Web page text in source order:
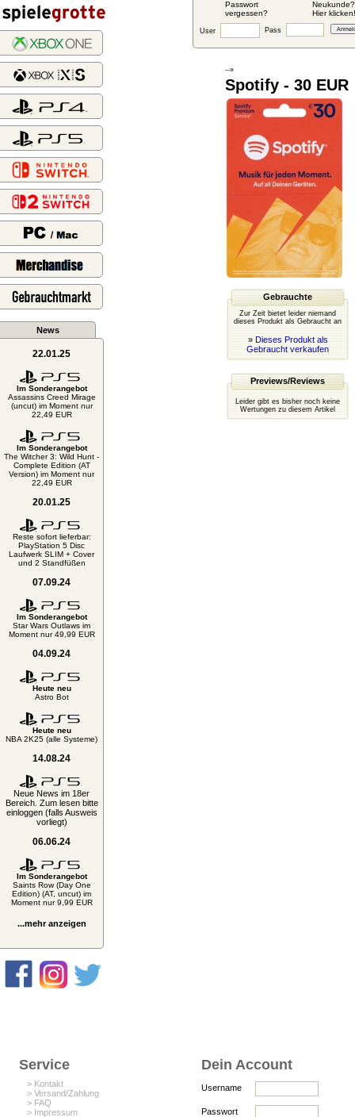
Passwort
vergessen?
Neukunde?
Hier klicken!
User Pass
News
22.01.25
Im Sonderangebot
Assassins Creed Mirage
(uncut) im Moment nur
22,49 EUR
Im Sonderangebot
The Witcher 3: Wild Hunt -
Complete Edition (AT
Version) im Moment nur
22,49 EUR
20.01.25
Reste sofort lieferbar:
PlayStation 5 Disc
Laufwerk SLIM + Cover
und 2 Standfüßen
07.09.24
Im Sonderangebot
Star Wars Outlaws im
Moment nur 49,99 EUR
04.09.24
Heute neu
Astro Bot
Heute neu
NBA 2K25 (alle Systeme)
14.08.24
Neue News im 18er
Bereich. Zum lesen bitte
einloggen (falls Ausweis
vorliegt)
06.06.24
Im Sonderangebot
Saints Row (Day One
Edition) (AT, uncut) im
Moment nur 9,99 EUR
...mehr anzeigen
--»
Spotify - 30 EUR
Gebrauchte
Zur Zeit bietet leider niemand
dieses Produkt als Gebraucht an
» Dieses Produkt als
Gebraucht verkaufen
Previews/Reviews
Leider gibt es bisher noch keine
Wertungen zu diesem Artikel
Service
> Kontakt
> Versand/Zahlung
> FAQ
> Impressum
Dein Account
Username
Passwort